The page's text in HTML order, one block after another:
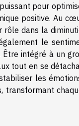
pour
positive. Au
dans la
le
intégré à un
tout en se
les